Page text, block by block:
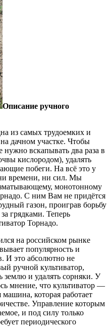
Описание ручного
из самых трудоемких и
дачном участке. Чтобы
нужно вскапывать два раза в
кислородом), удалять
побеги. На всё это у
времени, ни сил. Мы
монотонному
С ним Вам не придётся
газон, проиграв борьбу
грядками. Теперь
Торнадо.
на российском рынке
популярность и
И это абсолютно не
ручной культиватор,
землю и удалять сорняки. У
мнение, что культиватор —
машина, которая работает
Управление которым
и под силу только
периодического